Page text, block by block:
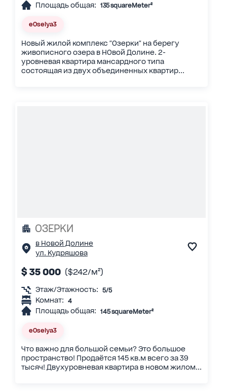
Площадь общая: 135 squareMeter²
eOselya3
Новый жилой комплекс "Озерки" на берегу
живописного озера в НОвой Долине. 2-
уровневая квартира мансардного типа
состоящая из двух объединенных квартир...
ОЗЕРКИ
в Новой Долине
ул. Кудряшова
$ 35 000 ($242/м²)
Этаж/Этажность: 5/5
Комнат: 4
Площадь общая: 145 squareMeter²
eOselya3
Что важно для большой семьи? Это большое
пространство! Продаётся 145 кв.м всего за 39
тысяч! Двухуровневая квартира в новом жилом...